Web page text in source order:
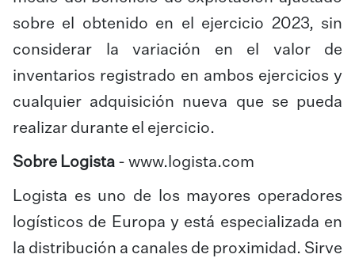
sobre el obtenido en el ejercicio 2023, sin
considerar la variación en el valor de
inventarios registrado en ambos ejercicios y
cualquier adquisición nueva que se pueda
realizar durante el ejercicio.
Sobre Logista - www.logista.com
Logista es uno de los mayores operadores
logísticos de Europa y está especializada en
la distribución a canales de proximidad. Sirve